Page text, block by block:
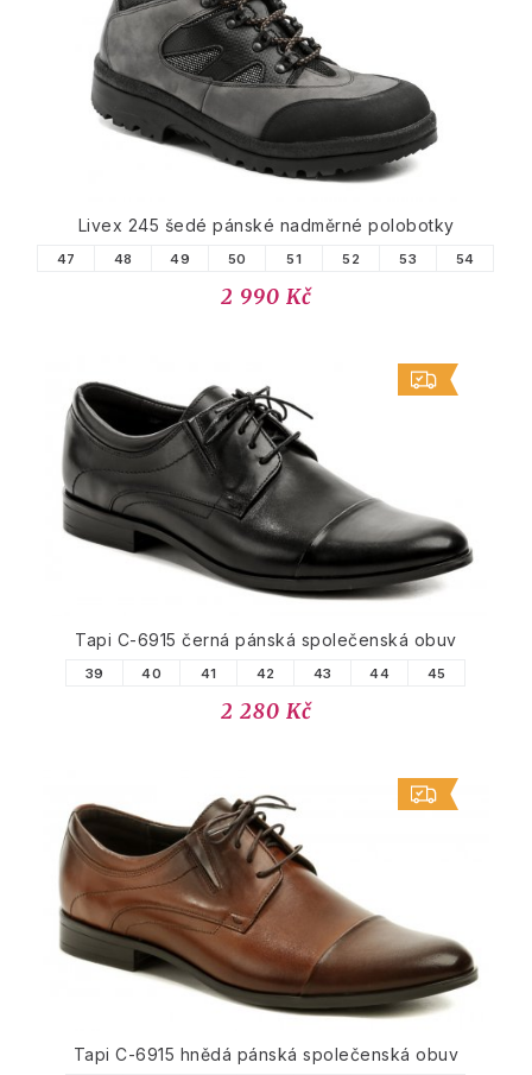
Livex 245 šedé pánské nadměrné polobotky
47 48 49 50 51 52 53 54
2 990 Kč
Tapi C-6915 černá pánská společenská obuv
39 40 41 42 43 44 45
2 280 Kč
Tapi C-6915 hnědá pánská společenská obuv